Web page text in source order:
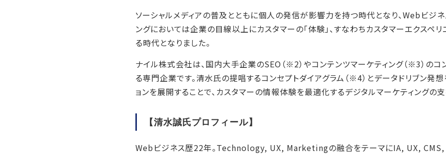
ソーシャルメディアの普及とともに個人の発信が影響力を持つ時代となり、Webビジ
ングにおいては企業の目線以上にカスタマーの「体験」、すなわちカスタマーエクスペ
る時代となりました。
ナイル株式会社は、国内大手企業のSEO（※2）やコンテンツマーケティング（※3）のコ
る専門企業です。清水氏の提唱するコンセプトダイアグラム（※4）とデータドリブン発
ョンを展開することで、カスタマーの情報体験を最適化するデジタルマーケティングの
【清水誠氏プロフィール】
Webビジネス歴22年。Technology, UX, Marketingの融合をテーマにIA, UX, CMS,